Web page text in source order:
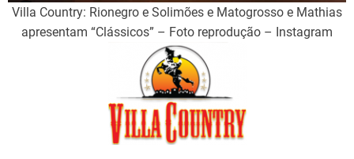
Villa Country: Rionegro e Solimões e Matogrosso e Mathias
apresentam “Clássicos” – Foto reprodução – Instagram